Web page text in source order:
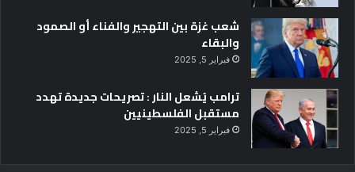
شعب غزة بين التهجير والفناء أو الصمود
والبقاء
فبراير 5, 2025
ترامب يُشعل النار : تصريحات جديدة تهدد
مستقبل الفلسطينيين
فبراير 5, 2025